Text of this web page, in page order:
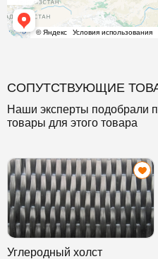
СОПУТСТВУЮЩИЕ
Наши эксперты подобрали
товары для этого товара
Углеродный холст